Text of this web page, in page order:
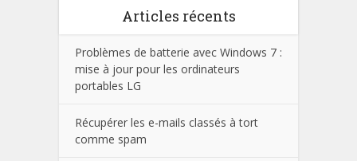
Articles récents
Problèmes de batterie avec Windows 7 :
mise à jour pour les ordinateurs
portables LG
Récupérer les e-mails classés à tort
comme spam